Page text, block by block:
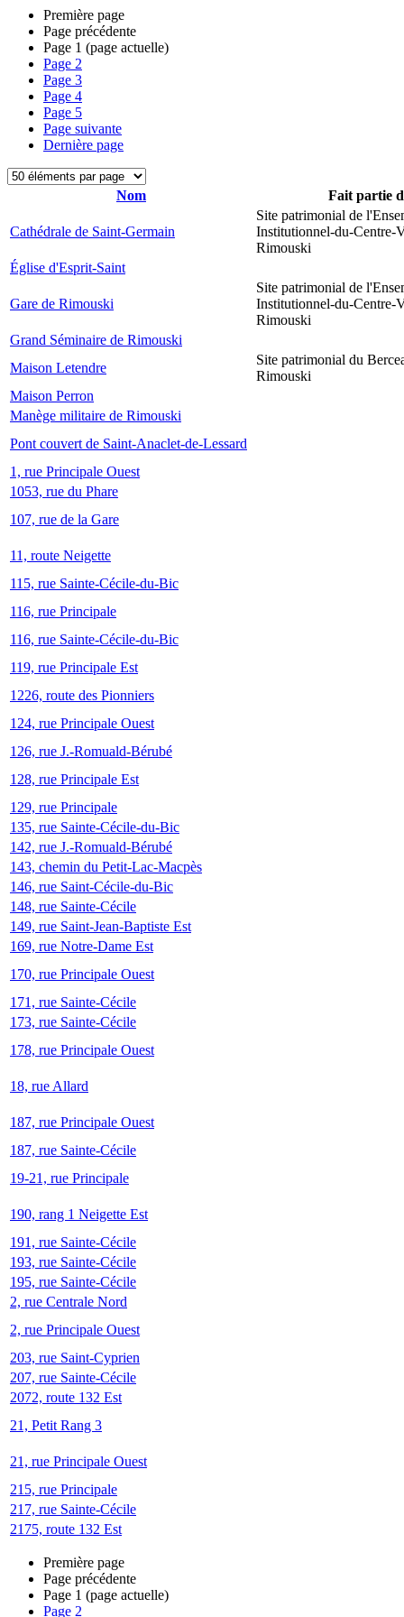
Première page
Page précédente
Page 1 (page actuelle)
Page 2
Page 3
Page 4
Page 5
Page suivante
Dernière page
Nom Fait partie
Cathédrale de Saint-Germain
Site patrimonial de
Institutionnel-du-Centre-
Rimouski
Église d'Esprit-Saint
Gare de Rimouski
Site patrimonial de
Institutionnel-du-Centre-
Rimouski
Grand Séminaire de Rimouski
Maison Letendre
Site patrimonial du
Rimouski
Maison Perron
Manège militaire de Rimouski
Pont couvert de Saint-Anaclet-de-Lessard
1, rue Principale Ouest
1053, rue du Phare
107, rue de la Gare
11, route Neigette
115, rue Sainte-Cécile-du-Bic
116, rue Principale
116, rue Sainte-Cécile-du-Bic
119, rue Principale Est
1226, route des Pionniers
124, rue Principale Ouest
126, rue J.-Romuald-Bérubé
128, rue Principale Est
129, rue Principale
135, rue Sainte-Cécile-du-Bic
142, rue J.-Romuald-Bérubé
143, chemin du Petit-Lac-Macpès
146, rue Saint-Cécile-du-Bic
148, rue Sainte-Cécile
149, rue Saint-Jean-Baptiste Est
169, rue Notre-Dame Est
170, rue Principale Ouest
171, rue Sainte-Cécile
173, rue Sainte-Cécile
178, rue Principale Ouest
18, rue Allard
187, rue Principale Ouest
187, rue Sainte-Cécile
19-21, rue Principale
190, rang 1 Neigette Est
191, rue Sainte-Cécile
193, rue Sainte-Cécile
195, rue Sainte-Cécile
2, rue Centrale Nord
2, rue Principale Ouest
203, rue Saint-Cyprien
207, rue Sainte-Cécile
2072, route 132 Est
21, Petit Rang 3
21, rue Principale Ouest
215, rue Principale
217, rue Sainte-Cécile
2175, route 132 Est
Première page
Page précédente
Page 1 (page actuelle)
Page 2